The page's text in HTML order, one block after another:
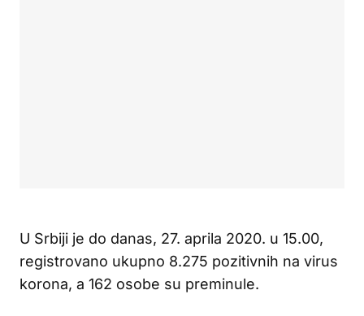
U Srbiji je do danas, 27. aprila 2020. u 15.00,
registrovano ukupno 8.275 pozitivnih na virus
korona, a 162 osobe su preminule.